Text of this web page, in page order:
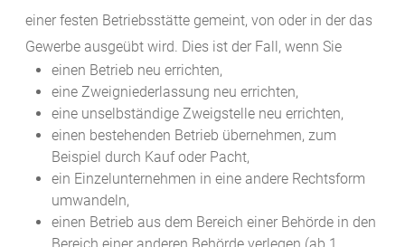
einer festen Betriebsstätte gemeint, von oder in der das
Gewerbe ausgeübt wird. Dies ist der Fall, wenn Sie
einen Betrieb neu errichten,
eine Zweigniederlassung neu errichten,
eine unselbständige Zweigstelle neu errichten,
einen bestehenden Betrieb übernehmen, zum
Beispiel durch Kauf oder Pacht,
ein Einzelunternehmen in eine andere Rechtsform
umwandeln,
einen Betrieb aus dem Bereich einer Behörde in den